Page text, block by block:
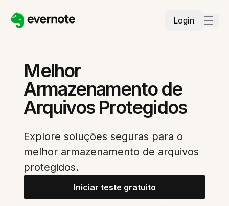
Login
Melhor
Armazenamento de
Arquivos Protegidos
Explore soluções seguras para o
melhor armazenamento de arquivos
protegidos.
Iniciar teste gratuito